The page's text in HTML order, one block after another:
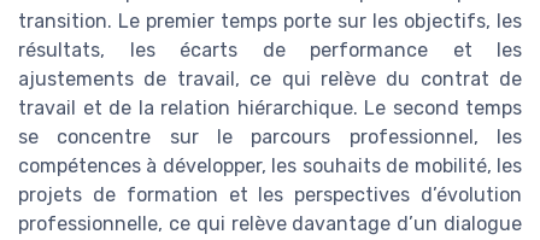
transition. Le premier temps porte sur les objectifs, les
résultats, les écarts de performance et les
ajustements de travail, ce qui relève du contrat de
travail et de la relation hiérarchique. Le second temps
se concentre sur le parcours professionnel, les
compétences à développer, les souhaits de mobilité, les
projets de formation et les perspectives d’évolution
professionnelle, ce qui relève davantage d’un dialogue